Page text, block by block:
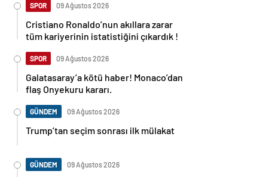
SPOR 09 Ağustos 2026
Cristiano Ronaldo’nun akıllara zarar
tüm kariyerinin istatistiğini çıkardık !
SPOR 09 Ağustos 2026
Galatasaray’a kötü haber! Monaco’dan
flaş Onyekuru kararı.
GÜNDEM 09 Ağustos 2026
Trump’tan seçim sonrası ilk mülakat
GÜNDEM 09 Ağustos 2026